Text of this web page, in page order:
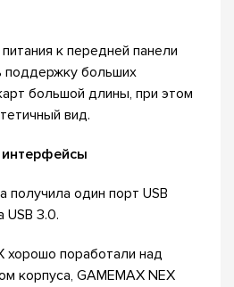
к передней панели
поддержку больших
большой длины, при этом
вид.
один порт USB
USB 3.0.
хорошо поработали над
корпуса, GAMEMAX NEX